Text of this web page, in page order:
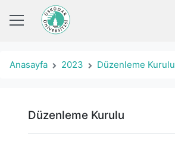
Anasayfa 2023 Düzenleme Kurulu
Düzenleme Kurulu